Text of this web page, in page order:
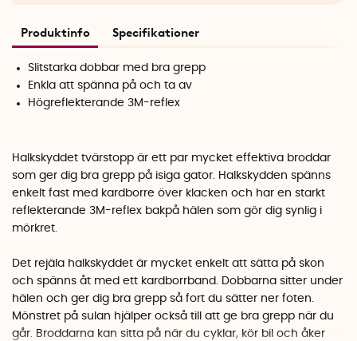
Produktinfo Specifikationer
Slitstarka dobbar med bra grepp
Enkla att spänna på och ta av
Högreflekterande 3M-reflex
Halkskyddet tvärstopp är ett par mycket effektiva broddar
som ger dig bra grepp på isiga gator. Halkskydden spänns
enkelt fast med kardborre över klacken och har en starkt
reflekterande 3M-reflex bakpå hälen som gör dig synlig i
mörkret.
Det rejäla halkskyddet är mycket enkelt att sätta på skon
och spänns åt med ett kardborrband. Dobbarna sitter under
hälen och ger dig bra grepp så fort du sätter ner foten.
Mönstret på sulan hjälper också till att ge bra grepp när du
går. Broddarna kan sitta på när du cyklar, kör bil och åker